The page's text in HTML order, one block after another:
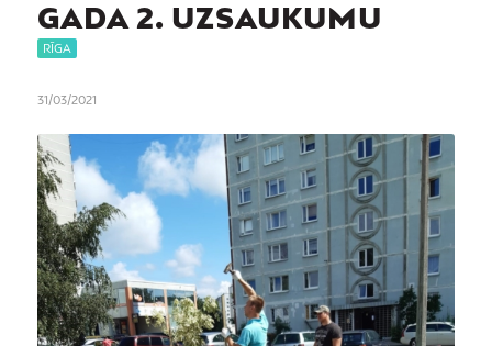
GADA 2. UZSAUKUMU
RĪGA
31/03/2021